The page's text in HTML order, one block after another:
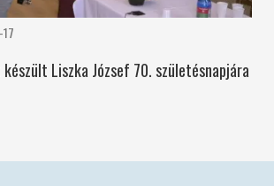
Liszka József 70. születésnapjára